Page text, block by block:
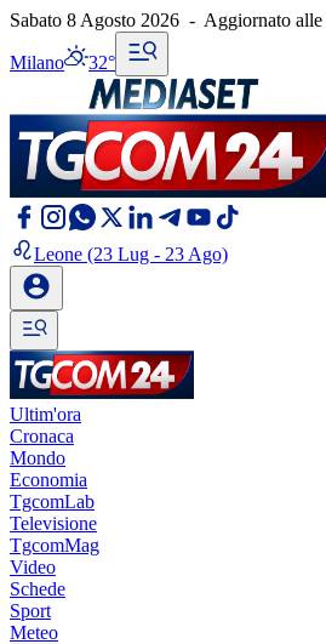
Sabato 8 Agosto 2026 - Aggiornato alle
Milano 32°
Leone (23 Lug - 23 Ago)
Ultim'ora
Cronaca
Mondo
Economia
TgcomLab
Televisione
TgcomMag
Video
Schede
Sport
Meteo